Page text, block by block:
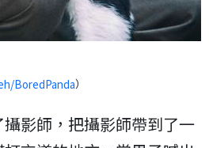
BoredPanda）
影師，把攝影師帶到了一